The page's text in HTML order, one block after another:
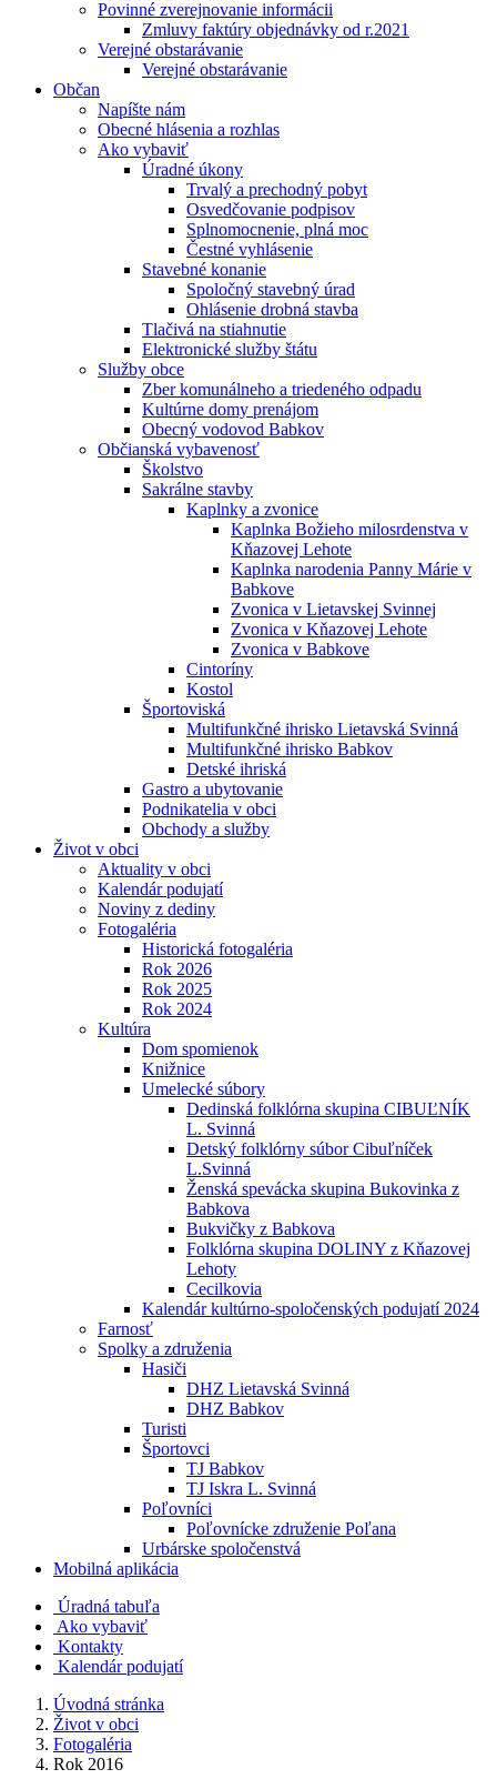
Povinné zverejnovanie informácii
Zmluvy faktúry objednávky od r.2021
Verejné obstarávanie
Verejné obstarávanie
Občan
Napíšte nám
Obecné hlásenia a rozhlas
Ako vybaviť
Úradné úkony
Trvalý a prechodný pobyt
Osvedčovanie podpisov
Splnomocnenie, plná moc
Čestné vyhlásenie
Stavebné konanie
Spoločný stavebný úrad
Ohlásenie drobná stavba
Tlačivá na stiahnutie
Elektronické služby štátu
Služby obce
Zber komunálneho a triedeného odpadu
Kultúrne domy prenájom
Obecný vodovod Babkov
Občianská vybavenosť
Školstvo
Sakrálne stavby
Kaplnky a zvonice
Kaplnka Božieho milosrdenstva v
Kňazovej Lehote
Kaplnka narodenia Panny Márie v
Babkove
Zvonica v Lietavskej Svinnej
Zvonica v Kňazovej Lehote
Zvonica v Babkove
Cintoríny
Kostol
Športoviská
Multifunkčné ihrisko Lietavská Svinná
Multifunkčné ihrisko Babkov
Detské ihriská
Gastro a ubytovanie
Podnikatelia v obci
Obchody a služby
Život v obci
Aktuality v obci
Kalendár podujatí
Noviny z dediny
Fotogaléria
Historická fotogaléria
Rok 2026
Rok 2025
Rok 2024
Kultúra
Dom spomienok
Knižnice
Umelecké súbory
Dedinská folklórna skupina CIBUĽNÍK
L. Svinná
Detský folklórny súbor Cibuľníček
L.Svinná
Ženská spevácka skupina Bukovinka z
Babkova
Bukvičky z Babkova
Folklórna skupina DOLINY z Kňazovej
Lehoty
Cecilkovia
Kalendár kultúrno-spoločenských podujatí 2024
Farnosť
Spolky a združenia
Hasiči
DHZ Lietavská Svinná
DHZ Babkov
Turisti
Športovci
TJ Babkov
TJ Iskra L. Svinná
Poľovníci
Poľovnícke združenie Poľana
Urbárske spoločenstvá
Mobilná aplikácia
Úradná tabuľa
Ako vybaviť
Kontakty
Kalendár podujatí
Úvodná stránka
Život v obci
Fotogaléria
Rok 2016